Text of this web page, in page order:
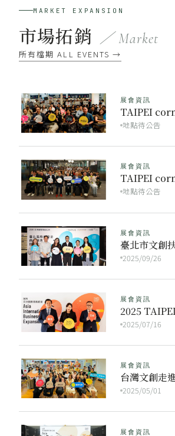
MARKET EXPANSION
市場拓銷 ／ Market
所有檔期 ALL EVENTS →
展會資訊
TAIPEI
地點待公告
展會資訊
TAIPEI
地點待公告
展會資訊
臺北市文創
2025/09/26
展會資訊
2025
2025/07/16
展會資訊
台灣文創走
2025/05/01
展會資訊